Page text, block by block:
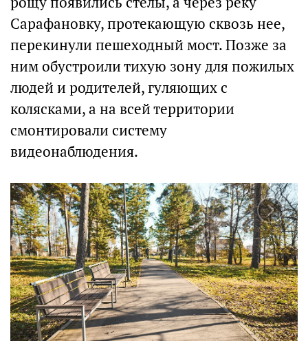
Сарафановку, протекающую сквозь нее,
перекинули пешеходный мост. Позже за
ним обустроили тихую зону для пожилых
людей и родителей, гуляющих с
колясками, а на всей территории
смонтировали систему
видеонаблюдения.